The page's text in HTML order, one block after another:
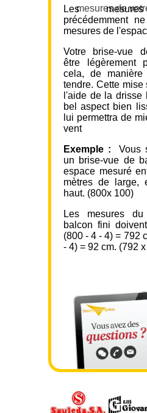
mesures de
Les
précédemment
mesures de
Votre brise-vue
être légèrement
cela, de
tendre. Cette mise
l'aide de la drisse
bel aspect bien
lui permettra de
vent
Exemple :
Vous
un brise-vue de
espace mesuré
mètres de large,
haut. (800x 100)
Les mesures
balcon fini
(800 - 4 - 4) = 792
- 4) = 92 cm. (792